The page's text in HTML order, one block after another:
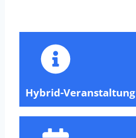
Hybrid-Veranstaltung